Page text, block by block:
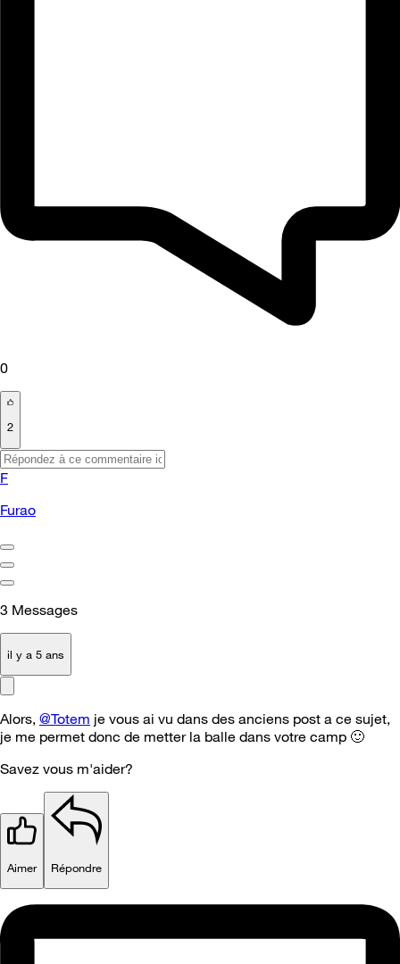
0
2
F
Furao
3 Messages
il y a 5 ans
Alors, @Totem je vous ai vu dans des anciens post a ce sujet,
je me permet donc de metter la balle dans votre camp 🙂
Savez vous m'aider?
Aimer Répondre